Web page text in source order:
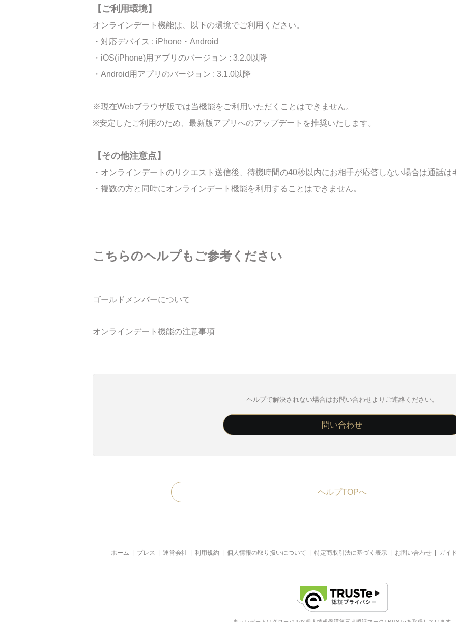
【ご利用環境】
オンラインデート機能は、以下の環境でご利用ください。
・対応デバイス : iPhone・Android
・iOS(iPhone)用アプリのバージョン : 3.2.0以降
・Android用アプリのバージョン : 3.1.0以降
※現在Webブラウザ版では当機能をご利用いただくことはできません。
※安定したご利用のため、最新版アプリへのアップデートを推奨いたします。
【その他注意点】
・オンラインデートのリクエスト送信後、待機時間の40秒以内にお相手が応答しない場合は通話は
・複数の方と同時にオンラインデート機能を利用することはできません。
こちらのヘルプもご参考ください
ゴールドメンバーについて
オンラインデート機能の注意事項
ヘルプで解決されない場合はお問い合わせよりご連絡ください。
問い合わせ
ヘルプTOPへ
ホーム プレス 運営会社 利用規約 個人情報の取り扱いについて 特定商取引法に基づく表示| お問い合わせ| ガイ